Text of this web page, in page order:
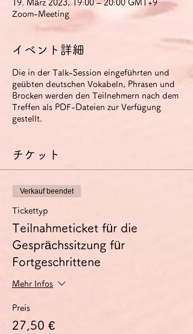
19. März 2023, 19:00 – 20:00 GMT+9
Zoom-Meeting
イベント詳細
Die in der Talk-Session eingeführten und
geübten deutschen Vokabeln, Phrasen und
Brocken werden den Teilnehmern nach dem
Treffen als PDF-Dateien zur Verfügung
gestellt.
チケット
Verkauf beendet
Tickettyp
Teilnahmeticket für die
Gesprächssitzung für
Fortgeschrittene
Mehr Infos
Preis
27,50 €